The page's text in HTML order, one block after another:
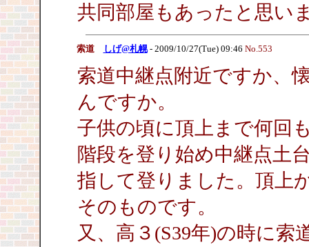
共同部屋もあったと思い
索道 しげ@札幌- 2009/10/27(Tue) 09:46 No.553
索道中継点附近ですか、
んですか。
子供の頃に頂上まで何回
階段を登り始め中継点土
指して登りました。頂上
そのものです。
又、高３(S39年)の時に